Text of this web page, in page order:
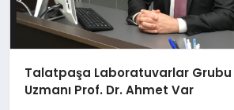
Talatpaşa Laboratuvarlar Grubu
Uzmanı Prof. Dr. Ahmet Var